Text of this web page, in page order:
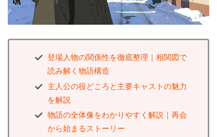
登場人物の関係性を徹底整理｜相関図で
読み解く物語構造
主人公の役どころと主要キャストの魅力
を解説
物語の全体像をわかりやすく解説｜再会
から始まるストーリー